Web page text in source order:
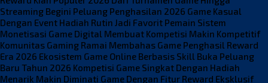
Streaming Begini Peluang Penghasilan 2026 Game Kasual
Dengan Event Hadiah Rutin Jadi Favorit Pemain Sistem
Monetisasi Game Digital Membuat Kompetisi Makin Kompetitif
Komunitas Gaming Ramai Membahas Game Penghasil Reward
Era 2026 Ekosistem Game Online Berbasis Skill Buka Peluang
Baru Tahun 2026 Kompetisi Game Singkat Dengan Hadiah
Menarik Makin Diminati Game Dengan Fitur Reward Eksklusif